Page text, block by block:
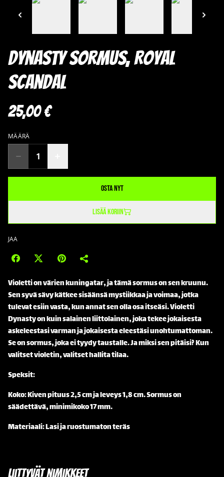
Dynasty Sormus, Royal
Scandal
25,00 €
MÄÄRÄ
Osta nyt
Lisää koriin
JAA
Violetti on värien kuningatar, ja tämä sormus on sen kruunu.
Sen syvä sävy kätkee sisäänsä mystiikkaa ja voimaa, jotka
tulevat esiin vasta, kun annat sen olla osa itseäsi. Violetti
Dynasty on kuin salainen liittolainen, joka tekee jokaisesta
askeleestasi varman ja jokaisesta eleestäsi unohtumattoman.
Se on sormus, joka ei tyydy taustalle. Ja miksi sen pitäisi? Kun
valitset violetin, valitset hallita tilaa.
Speksit:
Koko: Kiven pituus 2,5 cm ja leveys 1,8 cm. Sormus on
säädettävä, minimikoko 17 mm.
Materiaali: Lasi ja ruostumaton teräs
Liittyvät nimikkeet